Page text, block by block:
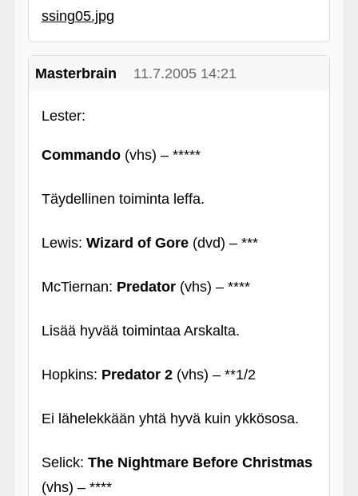
ssing05.jpg
Masterbrain 11.7.2005 14:21
Lester:
Commando(vhs) – *****
Täydellinen toiminta leffa.
Lewis: Wizard of Gore(dvd) – ***
McTiernan: Predator(vhs) – ****
Lisää hyvää toimintaa Arskalta.
Hopkins: Predator 2(vhs) – **1/2
Ei lähelekkään yhtä hyvä kuin ykkösosa.
Selick: The Nightmare Before Christmas
(vhs) – ****